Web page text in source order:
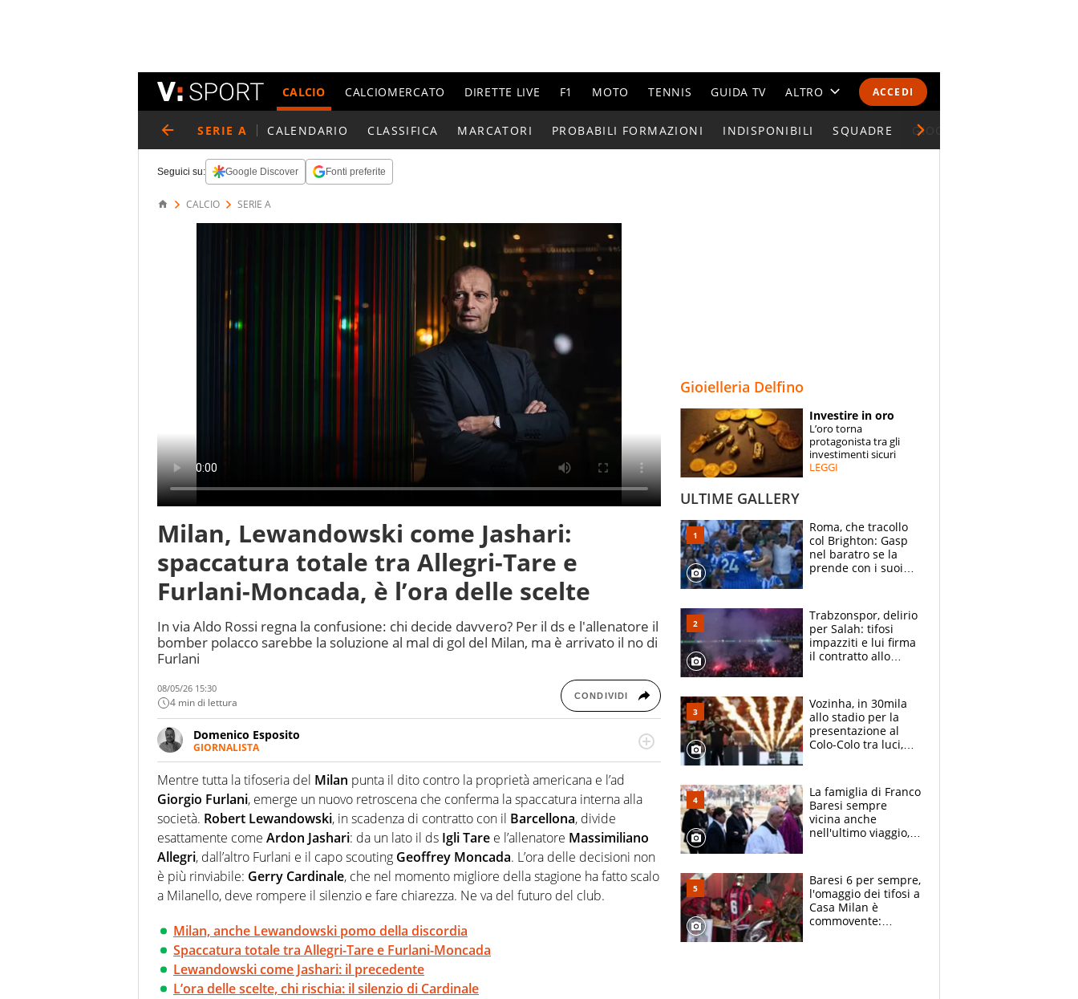
ACCEDI
CALCIO CALCIOMERCATO DIRETTE LIVE F1 MOTO TENNIS GUIDA TV ALTRO
CALENDARI E CLASSIFICHE
ESPERTI
CONTATTI
SERIE A CALENDARIO CLASSIFICA MARCATORI PROBABILI FORMAZIONI INDISPONIBILI SQUADRE GIOCATORI SERIE A
Seguici su: Google Discover Fonti preferite
CALCIO SERIE A
Milan, Lewandowski come Jashari:
spaccatura totale tra Allegri-Tare e
Furlani-Moncada, è l’ora delle scelte
In via Aldo Rossi regna la confusione: chi decide davvero? Per il ds e l'allenatore il
bomber polacco sarebbe la soluzione al mal di gol del Milan, ma è arrivato il no di
Furlani
08/05/26 15:30
4 min di lettura CONDIVIDI
Domenico Esposito
GIORNALISTA
Da vent’anni in campo e sul campo per vivere ogni evento in tutte le sue sfaccettature.
Passione smisurata per il calcio e per la sfera di cuoio. Il pallone è una cosa serissima,
guai a dirgli di no
Mentre tutta la tifoseria del Milan punta il dito contro la proprietà americana e l’ad
Giorgio Furlani, emerge un nuovo retroscena che conferma la spaccatura interna alla
società. Robert Lewandowski, in scadenza di contratto con il Barcellona, divide
esattamente come Ardon Jashari: da un lato il ds Igli Tare e l’allenatore Massimiliano
Allegri, dall’altro Furlani e il capo scouting Geoffrey Moncada. L’ora delle decisioni non
è più rinviabile: Gerry Cardinale, che nel momento migliore della stagione ha fatto scalo
a Milanello, deve rompere il silenzio e fare chiarezza. Ne va del futuro del club.
Milan, anche Lewandowski pomo della discordia
Spaccatura totale tra Allegri-Tare e Furlani-Moncada
Lewandowski come Jashari: il precedente
L’ora delle scelte, chi rischia: il silenzio di Cardinale
Gioielleria Delfino
Investire in oro
L’oro torna
protagonista tra gli
investimenti sicuri
LEGGI
ULTIME GALLERY
Roma, che tracollo
col Brighton: Gasp
nel baratro se la
prende con i suoi
Trabzonspor, delirio
per Salah: tifosi
impazziti e lui firma
il contratto allo
Vozinha, in 30mila
allo stadio per la
presentazione al
Colo-Colo tra luci,
La famiglia di Franco
Baresi sempre
vicina anche
nell'ultimo viaggio,
circondati
dall'affetto dei tifosi
Baresi 6 per sempre,
l'omaggio dei tifosi a
Casa Milan è
commovente: